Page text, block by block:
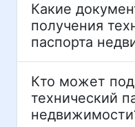
Какие
получения
паспорта
Кто может
технический